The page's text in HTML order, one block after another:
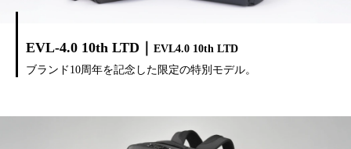
EVL-4.0 10th LTD｜
EVL4.0 10th LTD
ブランド10周年を記念した限定の特別モデル。